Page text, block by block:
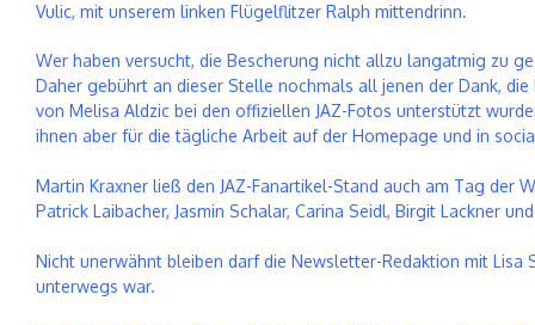
Vulic, mit unserem linken Flügelflitzer Ralph mittendrinn.
Wer haben versucht, die Bescherung nicht allzu langatmig zu
Daher gebührt an dieser Stelle nochmals all jenen der Dank,
von Melisa Aldzic bei den offiziellen JAZ-Fotos unterstützt
ihnen aber für die tägliche Arbeit auf der Homepage und in
Martin Kraxner ließ den JAZ-Fanartikel-Stand auch am Tag der
Patrick Laibacher, Jasmin Schalar, Carina Seidl, Birgit Lackner
Nicht unerwähnt bleiben darf die Newsletter-Redaktion mit Lisa
unterwegs war.